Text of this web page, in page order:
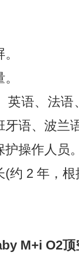
英语、法
语、波兰
护操作人员
约 2 年，
M+i O2顶